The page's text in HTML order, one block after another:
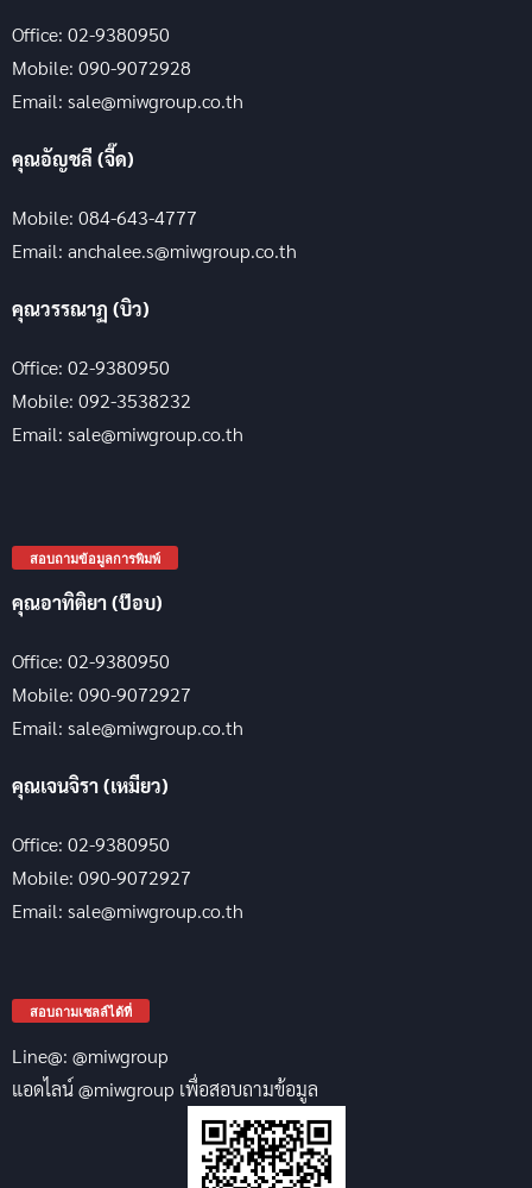
Office: 02-9380950
Mobile: 090-9072928
Email: sale@miwgroup.co.th
คุณอัญชลี (จี๊ด)
Mobile: 084-643-4777
Email: anchalee.s@miwgroup.co.th
คุณวรรณาฏ (บิว)
Office: 02-9380950
Mobile: 092-3538232
Email: sale@miwgroup.co.th
สอบถามข้อมูลการพิมพ์
คุณอาทิติยา (ป๊อบ)
Office: 02-9380950
Mobile: 090-9072927
Email: sale@miwgroup.co.th
คุณเจนจิรา (เหมียว)
Office: 02-9380950
Mobile: 090-9072927
Email: sale@miwgroup.co.th
สอบถามเซลล์ได้ที่
Line@: @miwgroup
แอดไลน์ @miwgroup เพื่อสอบถามข้อมูล